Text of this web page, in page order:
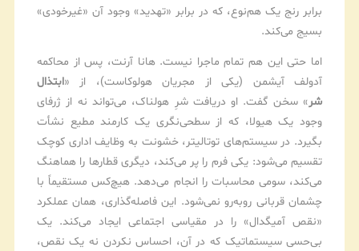
برابر رنج یک هم‌نوع، که در برابر «تهدید» وجود آن «غیرخودی»
بسیج می‌کند.
اما حتی این هم تمام ماجرا نیست. هانا آرنت، پس از محاکمه
آدولف آیشمن (یکی از مجریان هولوکاست)، از «ابتذال
شر» سخن گفت. او دریافت شرِ هولناک، می‌تواند نه از ژرفای
وجود یک هیولا، که از سطحی‌نگری یک کارمند مطیع نشأت
بگیرد. در سیستم‌های توتالیتر، خشونت به وظایف اداری کوچک
تقسیم می‌شود: یکی فرم را پر می‌کند، دیگری قطارها را هماهنگ
می‌کند، سومی محاسبات را انجام می‌دهد. هیچ‌کس مستقیماً با
چشمان قربانی روبه‌رو نمی‌شود. این فاصله‌گذاری، همان عملکرد
«نقص آمیگدال» را در مقیاسی اجتماعی ایجاد می‌کند. یک
بی‌حسی سیستماتیک که در آن، احساس نکردن نه یک نقص،